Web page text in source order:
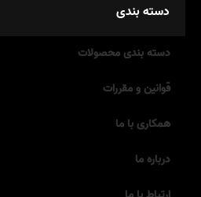
دسته بندی
دسته بندی محصولات
قوانین و مقررات
همکاری با ما
درباره ما